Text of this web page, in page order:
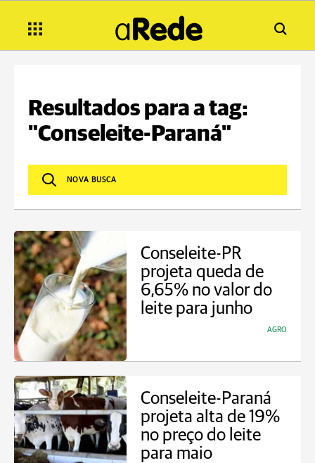
Resultados para a tag:
"Conseleite-Paraná"
Conseleite-PR
projeta queda de
6,65% no valor do
leite para junho
AGRO
Conseleite-Paraná
projeta alta de 19%
no preço do leite
para maio